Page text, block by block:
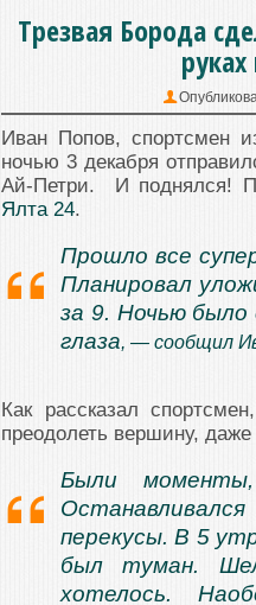
Трезвая Борода
Иван Попов, спортсмен
ночью 3 декабря
Ай-Петри. И поднялся!
Ялта 24.
Прошло все
Планировал
за 9. Ночью
глаза, — сообщил
Как рассказал
преодолеть вершину,
Были
перекусы. В 5
был туман.
хотелось.